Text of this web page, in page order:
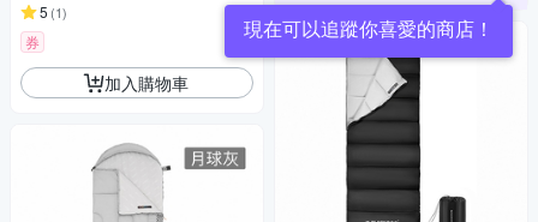
5 (1)
券
加入購物車
現在可以追蹤你喜愛的商店！